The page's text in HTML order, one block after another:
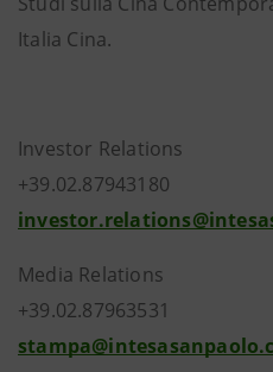
Italia Cina.
Investor Relations
+39.02.87943180
Media Relations
+39.02.87963531